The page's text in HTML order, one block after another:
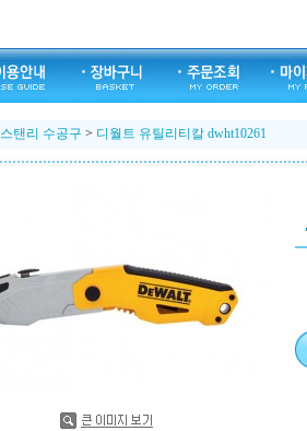
스탠리 수공구 > 디월트 유틸리티칼 dwht10261